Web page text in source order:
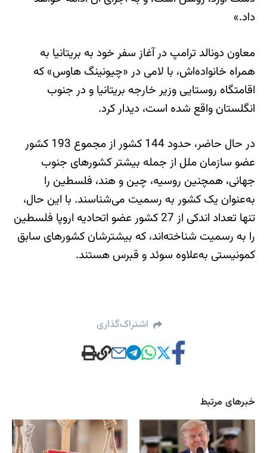
داد.»
معاون دونالد ترامپ در آغاز سفر خود به بریتانیا به
همراه خانواده‌اش، با لامی در «چیونینگ هاوس» که
اقامتگاه روستایی وزیر خارجه بریتانیا و در جنوب
انگلستان واقع شده است، دیدار کرد.
در حال حاضر، حدود 144 کشور از مجموع 193 کشور
عضو سازمان ملل از جمله بیشتر کشورهای جنوب
جهانی، همچنین روسیه، چین و هند، فلسطین را
به‌عنوان یک کشور به رسمیت می‌شناسند. با این حال،
تنها تعداد اندکی از 27 کشور عضو اتحادیه اروپا فلسطین
را به رسمیت شناخته‌اند، که بیشترشان کشورهای سابق
کمونیستی به‌علاوه سوئد و قبرس هستند.
اشتراک‌گذاری
خبرهای مرتبط